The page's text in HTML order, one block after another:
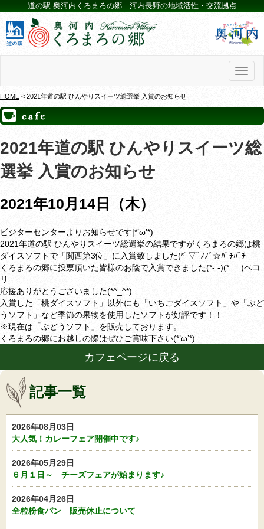
道の駅 奥河内くろまろの郷 河内長野の地域活性・交流拠点
HOME < 2021年道の駅 ひんやりスイーツ総選挙 入賞のお知らせ
2021年道の駅 ひんやりスイーツ総
選挙 入賞のお知らせ
2021年10月14日（木）
ビジターセンターよりお知らせです|*’ω’*)
2021年道の駅 ひんやりスイーツ総選挙の結果ですがくろまろの郷は桃
ダイスソフトで「関西第3位」に入賞致しました(*ﾟ▽ﾟﾉﾉﾞ☆ﾊﾟﾁﾊﾟﾁ
くろまろの郷に投票頂いた皆様のお陰で入賞できました(*- -)(*_ _)ペコ
リ
応援ありがとうございました(*^_^*)
入賞した「桃ダイスソフト」以外にも「いちごダイスソフト」や「ぶど
うソフト」など季節の果物を使用したソフトが好評です！！
※現在は「ぶどうソフト」を販売しております。
くろまろの郷にお越しの際はぜひご賞味下さい(*’ω’*)
カフェページに戻る
記事一覧
2026年08月03日
大人気！カレーフェア開催中です♪
2026年05月29日
６月１日～ チーズフェアが始まります♪
2026年04月26日
全粒粉食パン 販売休止について